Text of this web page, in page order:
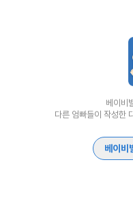
베이비
다른 엄빠들이 작성한
베이비